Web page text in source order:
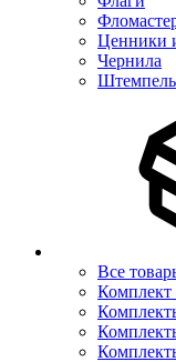
Ценники
Чернила
Все
Комплект